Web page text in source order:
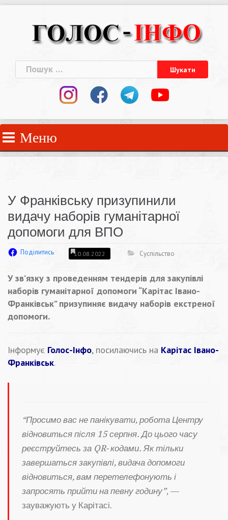
Пошук:
Меню
У Франківську призупинили
видачу наборів гуманітарної
допомоги для ВПО
Поділитись 10.08.2022 Суспільство
У зв’язку з проведенням тендерів для закупівлі
наборів гуманітарної допомоги “Карітас Івано-
Франківськ” призупиняє видачу наборів екстреної
допомоги.
Інформує Голос-Інфо, посилаючись на Карітас Івано-
Франківськ.
“Просимо вас не панікувати, робота Центру
відновиться після 15 серпня. До цього часу
реєструйтесь за QR- кодами. Як тільки
завершаться закупівлі, видача допомоги
відновиться, вам перетелефонують і
запросять прийти на певну годину”, —
зауважують у Карітасі.